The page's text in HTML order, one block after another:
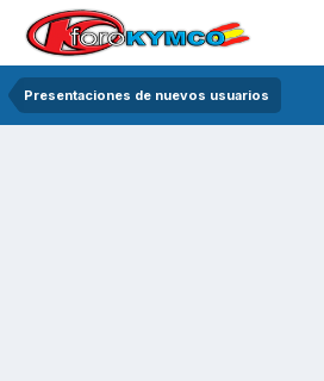
Presentaciones de nuevos usuarios